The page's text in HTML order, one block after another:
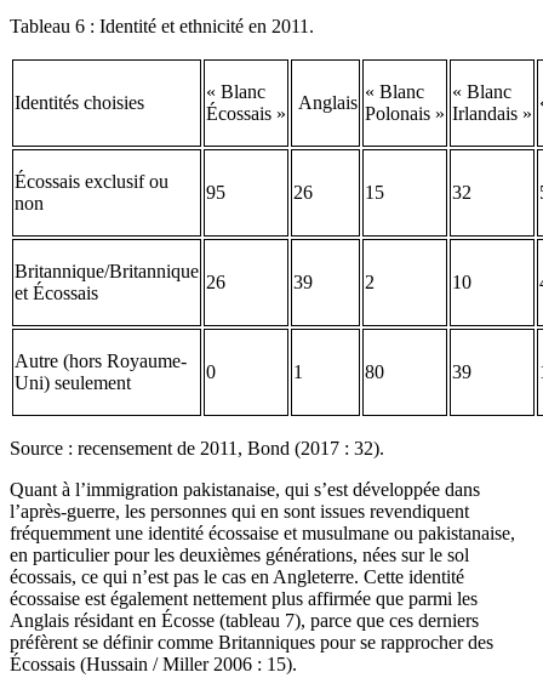
Tableau 6 : Identité et ethnicité en 2011.
Identités choisies
« Blanc
Écossais »
Anglais
« Blanc
Polonais »
« Blanc
Irlandais »
Écossais exclusif ou
non
95 26 15 32
Britannique/Britannique
et Écossais
26 39 2 10
Autre (hors Royaume-
Uni) seulement
0 1 80 39
Source : recensement de 2011, Bond (2017 : 32).
Quant à l’immigration pakistanaise, qui s’est développée dans
l’après-guerre, les personnes qui en sont issues revendiquent
fréquemment une identité écossaise et musulmane ou pakistanaise,
en particulier pour les deuxièmes générations, nées sur le sol
écossais, ce qui n’est pas le cas en Angleterre. Cette identité
écossaise est également nettement plus affirmée que parmi les
Anglais résidant en Écosse (tableau 7), parce que ces derniers
préfèrent se définir comme Britanniques pour se rapprocher des
Écossais (Hussain / Miller 2006 : 15).